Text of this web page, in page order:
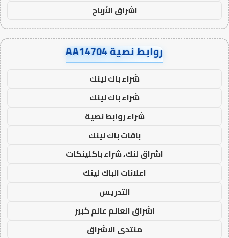
اشراق الأرباح
روابط نصية AA14704
شراء باك لينك
شراء باك لينك
شراء روابط نصية
باقات باك لينك
اشراق لنك، شراء باكلينكات
اعلانات الباك لينك
التدريس
اشراق العالم عالم كبير
منتدى الاشراق